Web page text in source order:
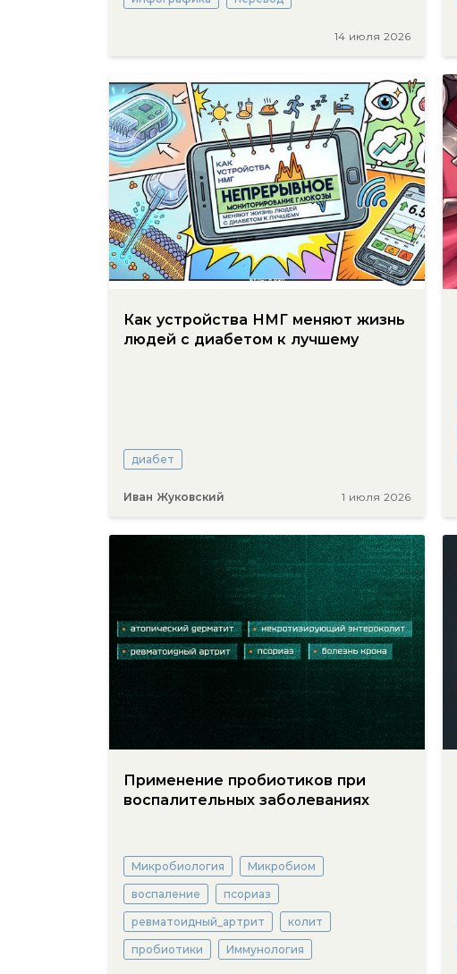
14 июля 2026
Как устройства НМГ меняют жизнь
людей с диабетом к лучшему
диабет
Иван Жуковский 1 июля 2026
Применение пробиотиков при
воспалительных заболеваниях
Микробиология Микробиом
воспаление псориаз
ревматоидный_артрит колит
пробиотики Иммунология